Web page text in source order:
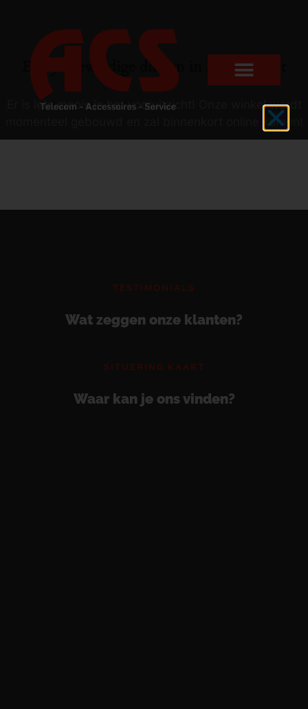
Er zijn geweldige dingen in het verschiet
Er is iets moois in het vooruitzicht! Onze winkel wordt
momenteel gebouwd en zal binnenkort online komen!
TESTIMONIALS
Wat zeggen onze klanten?
SITUERING KAART
Waar kan je ons vinden?